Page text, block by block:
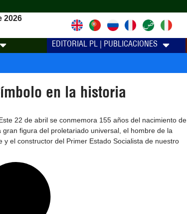
2026
EDITORIAL PL | PUBLICACIONES
en la historia
22 de abril se conmemora 155 años del nacimiento de
gran figura del proletariado universal, el hombre de la
y el constructor del Primer Estado Socialista de nuestro